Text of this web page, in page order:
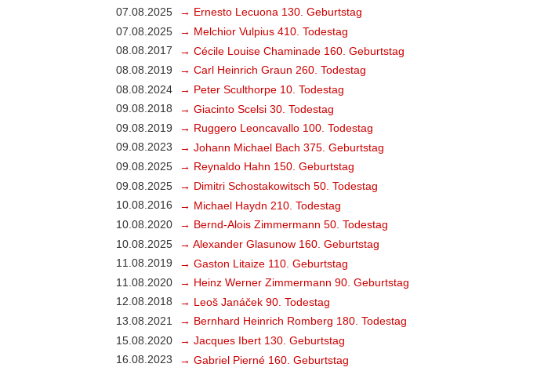
07.08.2025
→ Ernesto Lecuona 130. Geburtstag
07.08.2025
→ Melchior Vulpius 410. Todestag
08.08.2017
→ Cécile Louise Chaminade 160. Geburtstag
08.08.2019
→ Carl Heinrich Graun 260. Todestag
08.08.2024
→ Peter Sculthorpe 10. Todestag
09.08.2018
→ Giacinto Scelsi 30. Todestag
09.08.2019
→ Ruggero Leoncavallo 100. Todestag
09.08.2023
→ Johann Michael Bach 375. Geburtstag
09.08.2025
→ Reynaldo Hahn 150. Geburtstag
09.08.2025
→ Dimitri Schostakowitsch 50. Todestag
10.08.2016
→ Michael Haydn 210. Todestag
10.08.2020
→ Bernd-Alois Zimmermann 50. Todestag
10.08.2025
→ Alexander Glasunow 160. Geburtstag
11.08.2019
→ Gaston Litaize 110. Geburtstag
11.08.2020
→ Heinz Werner Zimmermann 90. Geburtstag
12.08.2018
→ Leoš Janáček 90. Todestag
13.08.2021
→ Bernhard Heinrich Romberg 180. Todestag
15.08.2020
→ Jacques Ibert 130. Geburtstag
16.08.2023
→ Gabriel Pierné 160. Geburtstag